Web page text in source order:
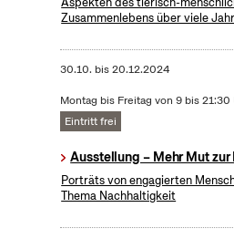
Zusammenlebens über viele
30.10. bis20.12.2024
Montag bis Freitag von 9 bis 21:30
Eintritt frei
Ausstellung – Mehr Mut
Porträts von engagierten
Thema Nachhaltigkeit